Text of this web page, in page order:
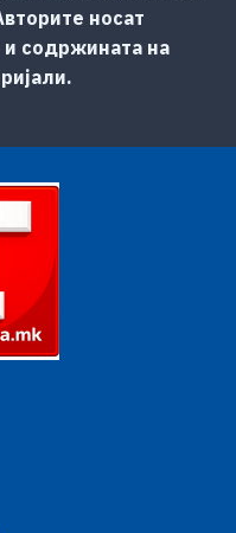
носат
и содржината на